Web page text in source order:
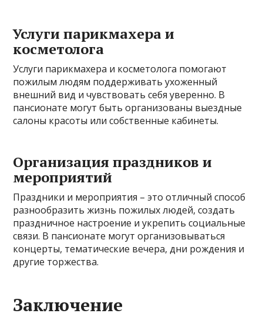
Услуги парикмахера и
косметолога
Услуги парикмахера и косметолога помогают
пожилым людям поддерживать ухоженный
внешний вид и чувствовать себя уверенно. В
пансионате могут быть организованы выездные
салоны красоты или собственные кабинеты.
Организация праздников и
мероприятий
Праздники и мероприятия – это отличный способ
разнообразить жизнь пожилых людей, создать
праздничное настроение и укрепить социальные
связи. В пансионате могут организовываться
концерты, тематические вечера, дни рождения и
другие торжества.
Заключение